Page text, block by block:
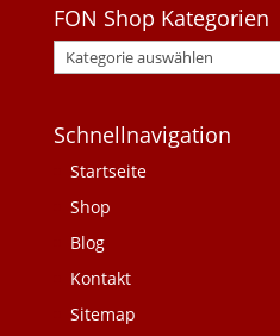
FON Shop Kategorien
Schnellnavigation
Startseite
Shop
Blog
Kontakt
Sitemap